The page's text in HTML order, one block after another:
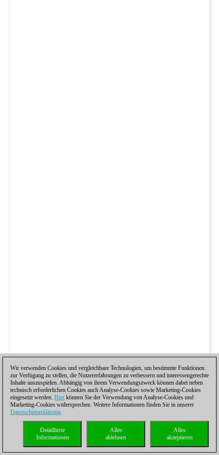
Wir verwenden Cookies und vergleichbare Technologien, um bestimmte Funktionen
zur Verfügung zu stellen, die Nutzererfahrungen zu verbessern und interessengerechte
Inhalte auszuspielen. Abhängig von ihrem Verwendungszweck können dabei neben
technisch erforderlichen Cookies auch Analyse-Cookies sowie Marketing-Cookies
eingesetzt werden. Hier können Sie der Verwendung von Analyse-Cookies und
Marketing-Cookies widersprechen. Weitere Informationen finden Sie in unserer
Datenschutzerklärung.
Alles
akzeptieren
Alles
ablehnen
Detaillierte
Informationen